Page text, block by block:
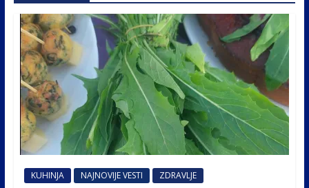
KUHINJA NAJNOVIJE VESTI ZDRAVLJE